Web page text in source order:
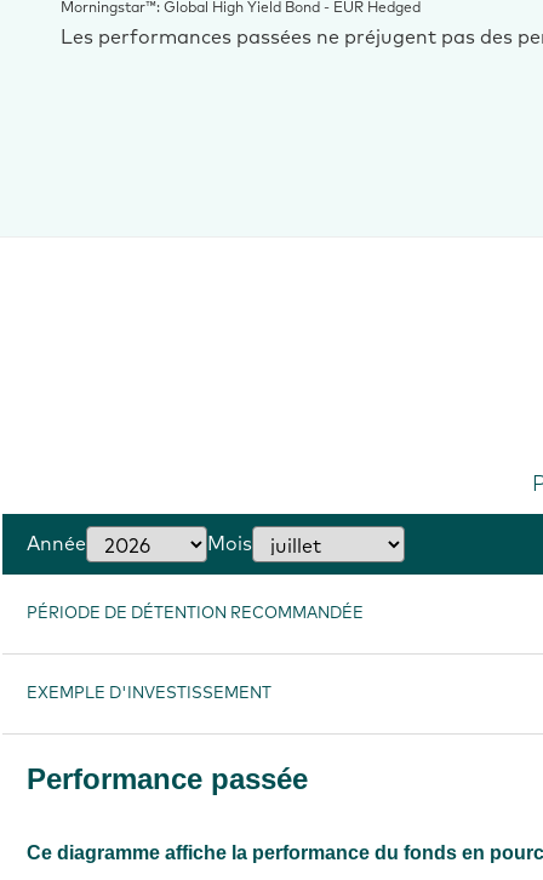
Morningstar™: Global High Yield Bond - EUR Hedged
Les performances passées ne préjugent pas des
Année Mois
PÉRIODE DE DÉTENTION RECOMMANDÉE
EXEMPLE D'INVESTISSEMENT
Performance passée
Ce diagramme affiche la performance du fonds en